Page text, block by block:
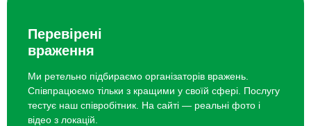
Перевірені
враження
Ми ретельно підбираємо організаторів вражень.
Співпрацюємо тільки з кращими у своїй сфері. Послугу
тестує наш співробітник. На сайті — реальні фото і
відео з локацій.